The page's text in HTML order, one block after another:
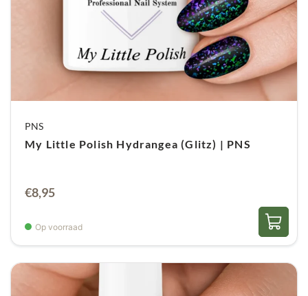
PNS
My Little Polish Hydrangea (Glitz) | PNS
€8,95
Op voorraad